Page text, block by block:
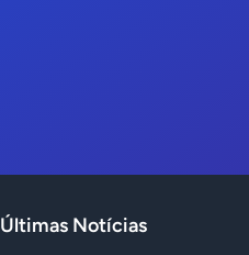
Últimas Notícias